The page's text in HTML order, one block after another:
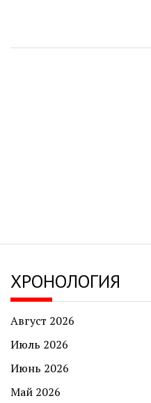
ХРОНОЛОГИЯ
Август 2026
Июль 2026
Июнь 2026
Май 2026